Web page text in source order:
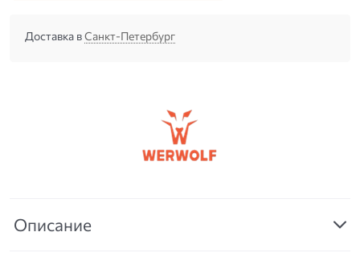
Доставка вСанкт-Петербург
Описание